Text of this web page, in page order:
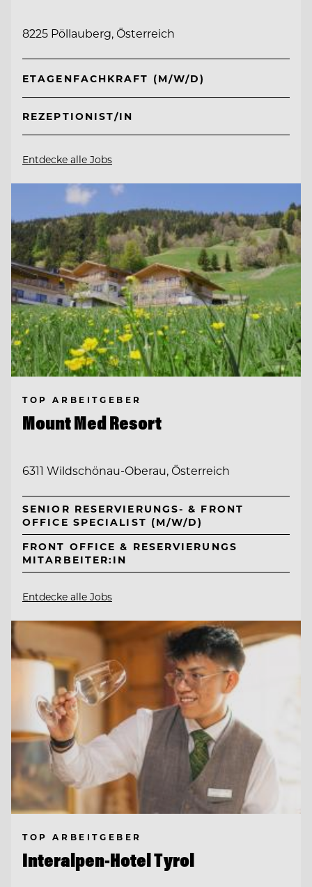
8225 Pöllauberg, Österreich
ETAGENFACHKRAFT (M/W/D)
REZEPTIONIST/IN
Entdecke alle Jobs
TOP ARBEITGEBER
Mount Med Resort
6311 Wildschönau-Oberau, Österreich
SENIOR RESERVIERUNGS- & FRONT
OFFICE SPECIALIST (M/W/D)
FRONT OFFICE & RESERVIERUNGS
MITARBEITER:IN
Entdecke alle Jobs
TOP ARBEITGEBER
Interalpen-Hotel Tyrol